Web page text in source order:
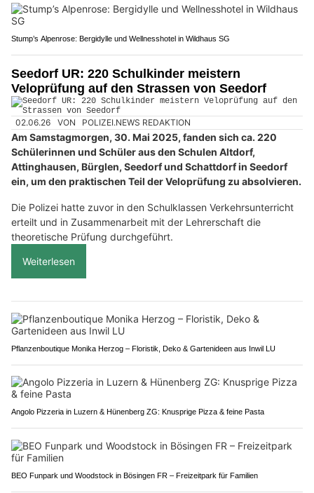
Stump’s Alpenrose: Bergidylle und Wellnesshotel in Wildhaus SG
Seedorf UR: 220 Schulkinder meistern
Veloprüfung auf den Strassen von Seedorf
02.06.26 VON POLIZEI.NEWS REDAKTION
Am Samstagmorgen, 30. Mai 2025, fanden sich ca. 220
Schülerinnen und Schüler aus den Schulen Altdorf,
Attinghausen, Bürglen, Seedorf und Schattdorf in Seedorf
ein, um den praktischen Teil der Veloprüfung zu absolvieren.
Die Polizei hatte zuvor in den Schulklassen Verkehrsunterricht
erteilt und in Zusammenarbeit mit der Lehrerschaft die
theoretische Prüfung durchgeführt.
Weiterlesen
Pflanzenboutique Monika Herzog – Floristik, Deko & Gartenideen aus Inwil LU
Angolo Pizzeria in Luzern & Hünenberg ZG: Knusprige Pizza & feine Pasta
BEO Funpark und Woodstock in Bösingen FR – Freizeitpark für Familien